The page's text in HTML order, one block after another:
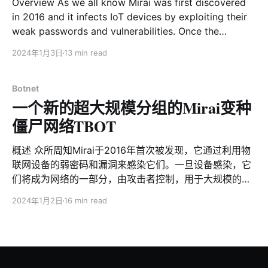
通过对rimasuta新变种的分析，尝试为这个活跃了三年的
botnet勾勒出一条时间线，方便社区了解。 时间线 *
2021年6月22日360netlab观察到mirai_ptea利用
KGUARD DVR漏洞
Overview As we all know Mirai was first discovered
in 2016 and it infects IoT devices by exploiting their
weak passwords and vulnerabilities. Once the
controlled by attackers for large-scale distributed
classify bots into different groups
2024年1月3日 13 min read
Botnet
一个新的超大规模分组的Mirai变种
僵尸网络TBOT
概述 众所周知Mirai于2016年首次被发现，它通过利用物
联网设备的弱密码和漏洞来感染它们。一旦设备感染，它
们将成为网络的一部分，由攻击者控制，用于大规模的分
被感染设备不同将Bot分为不同的组，以便攻击者更有效
2024年1月2日 16 min read